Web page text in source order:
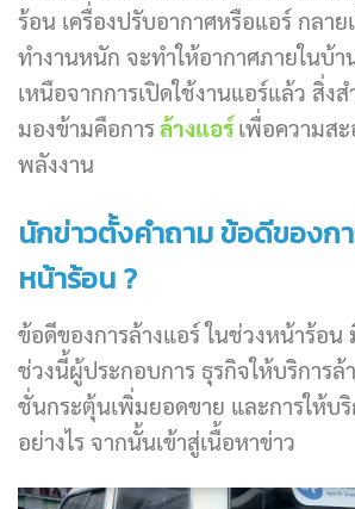
ร้อน เครื่องปรับอากาศหรือแอร์ กลาย
ทำงานหนัก จะทำให้อากาศภายในบ้
เหนือจากการเปิดใช้งานแอร์แล้ว สิ่ง
มองข้ามคือการล้างแอร์ เพื่อความส
พลังงาน
นักข่าวตั้งคำถาม ข้อดีของก
หน้าร้อน ?
ข้อดีของการล้างแอร์ ในช่วงหน้าร้อน
ช่วงนี้ผู้ประกอบการ ธุรกิจให้บริการล้
ชั่นกระตุ้นเพิ่มยอดขาย และการให้บ
อย่างไร จากนั้นเข้าสู่เนื้อหาข่าว